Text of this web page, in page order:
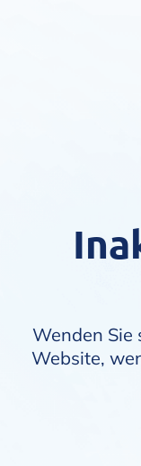
Wenden Sie
Website,